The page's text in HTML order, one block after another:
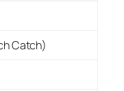
Catch)